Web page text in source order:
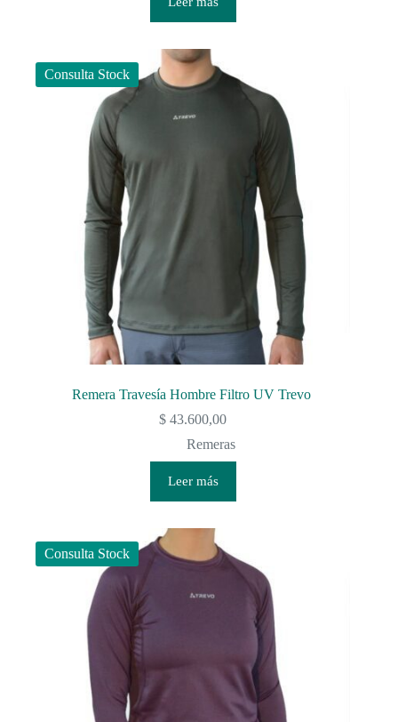
Consulta Stock
Remera Travesía Hombre Filtro UV Trevo
$ 43.600,00
Remeras
Leer más
Consulta Stock